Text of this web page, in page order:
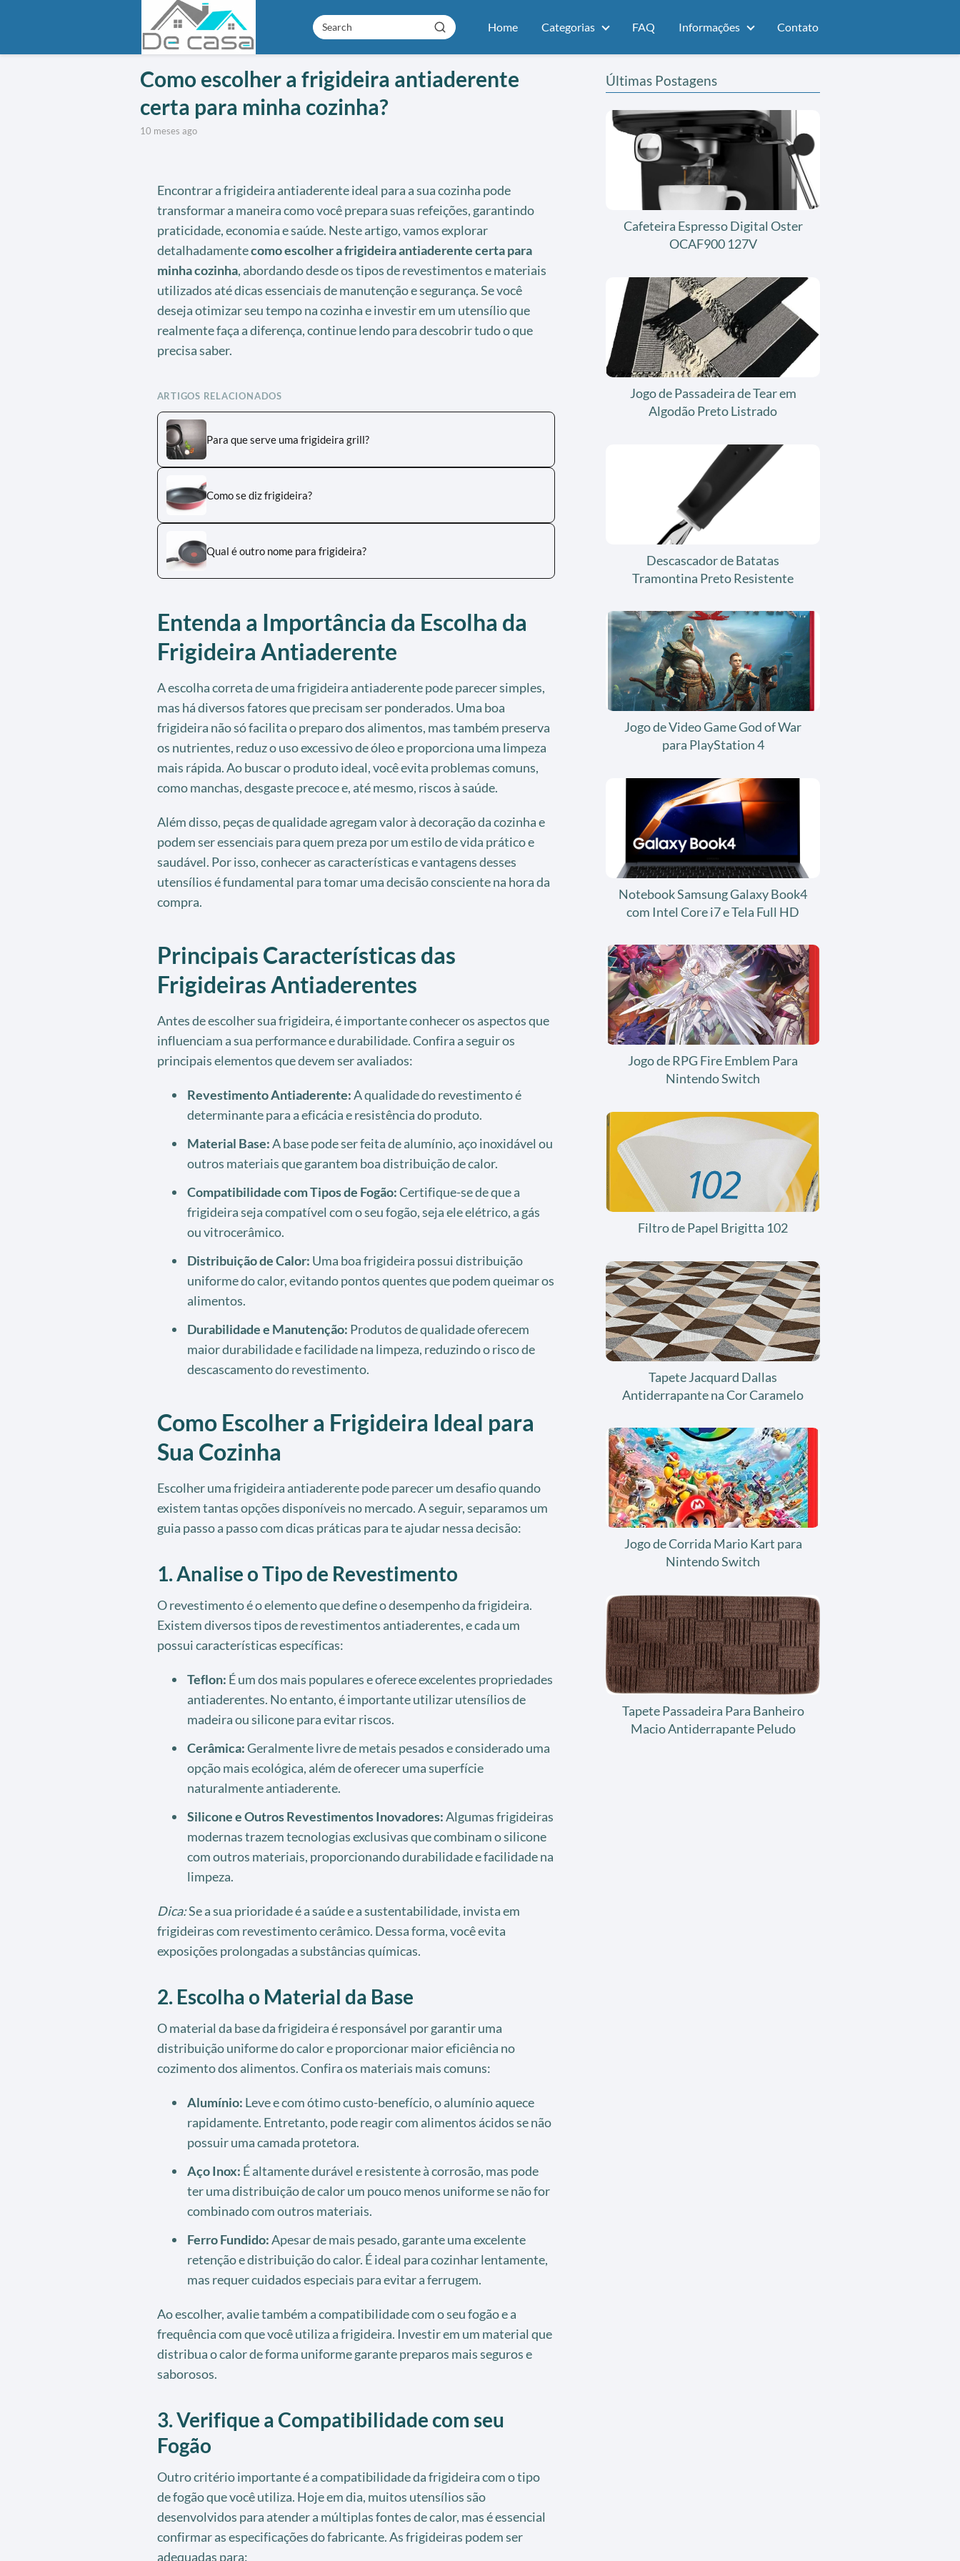
Home Categorias FAQ Informações Contato
Como escolher a frigideira antiaderente
certa para minha cozinha?
10 meses ago
Encontrar a frigideira antiaderente ideal para a sua cozinha pode
transformar a maneira como você prepara suas refeições, garantindo
praticidade, economia e saúde. Neste artigo, vamos explorar
detalhadamentecomo escolher a frigideira antiaderente certa para
minha cozinha, abordando desde os tipos de revestimentos e materiais
utilizados até dicas essenciais de manutenção e segurança. Se você
deseja otimizar seu tempo na cozinha e investir em um utensílio que
realmente faça a diferença, continue lendo para descobrir tudo o que
precisa saber.
ARTIGOS RELACIONADOS
Para que serve uma frigideira grill?
Como se diz frigideira?
Qual é outro nome para frigideira?
Entenda a Importância da Escolha da
Frigideira Antiaderente
A escolha correta de uma frigideira antiaderente pode parecer simples,
mas há diversos fatores que precisam ser ponderados. Uma boa
frigideira não só facilita o preparo dos alimentos, mas também preserva
os nutrientes, reduz o uso excessivo de óleo e proporciona uma limpeza
mais rápida. Ao buscar o produto ideal, você evita problemas comuns,
como manchas, desgaste precoce e, até mesmo, riscos à saúde.
Além disso, peças de qualidade agregam valor à decoração da cozinha e
podem ser essenciais para quem preza por um estilo de vida prático e
saudável. Por isso, conhecer as características e vantagens desses
utensílios é fundamental para tomar uma decisão consciente na hora da
compra.
Principais Características das
Frigideiras Antiaderentes
Antes de escolher sua frigideira, é importante conhecer os aspectos que
influenciam a sua performance e durabilidade. Confira a seguir os
principais elementos que devem ser avaliados:
Revestimento Antiaderente:A qualidade do revestimento é
determinante para a eficácia e resistência do produto.
Material Base:A base pode ser feita de alumínio, aço inoxidável ou
outros materiais que garantem boa distribuição de calor.
Compatibilidade com Tipos de Fogão:Certifique-se de que a
frigideira seja compatível com o seu fogão, seja ele elétrico, a gás
ou vitrocerâmico.
Distribuição de Calor: Uma boa frigideira possui distribuição
uniforme do calor, evitando pontos quentes que podem queimar os
alimentos.
Durabilidade e Manutenção: Produtos de qualidade oferecem
maior durabilidade e facilidade na limpeza, reduzindo o risco de
descascamento do revestimento.
Como Escolher a Frigideira Ideal para
Sua Cozinha
Escolher uma frigideira antiaderente pode parecer um desafio quando
existem tantas opções disponíveis no mercado. A seguir, separamos um
guia passo a passo com dicas práticas para te ajudar nessa decisão:
1. Analise o Tipo de Revestimento
O revestimento é o elemento que define o desempenho da frigideira.
Existem diversos tipos de revestimentos antiaderentes, e cada um
possui características específicas:
Teflon: É um dos mais populares e oferece excelentes propriedades
antiaderentes. No entanto, é importante utilizar utensílios de
madeira ou silicone para evitar riscos.
Cerâmica:Geralmente livre de metais pesados e considerado uma
opção mais ecológica, além de oferecer uma superfície
naturalmente antiaderente.
Silicone e Outros Revestimentos Inovadores:Algumas frigideiras
modernas trazem tecnologias exclusivas que combinam o silicone
com outros materiais, proporcionando durabilidade e facilidade na
limpeza.
Dica:Se a sua prioridade é a saúde e a sustentabilidade, invista em
frigideiras com revestimento cerâmico. Dessa forma, você evita
exposições prolongadas a substâncias químicas.
2. Escolha o Material da Base
O material da base da frigideira é responsável por garantir uma
distribuição uniforme do calor e proporcionar maior eficiência no
cozimento dos alimentos. Confira os materiais mais comuns:
Alumínio: Leve e com ótimo custo-benefício, o alumínio aquece
rapidamente. Entretanto, pode reagir com alimentos ácidos se não
possuir uma camada protetora.
Aço Inox: É altamente durável e resistente à corrosão, mas pode
ter uma distribuição de calor um pouco menos uniforme se não for
combinado com outros materiais.
Ferro Fundido:Apesar de mais pesado, garante uma excelente
retenção e distribuição do calor. É ideal para cozinhar lentamente,
mas requer cuidados especiais para evitar a ferrugem.
Ao escolher, avalie também a compatibilidade com o seu fogão e a
frequência com que você utiliza a frigideira. Investir em um material que
distribua o calor de forma uniforme garante preparos mais seguros e
saborosos.
3. Verifique a Compatibilidade com seu
Fogão
Outro critério importante é a compatibilidade da frigideira com o tipo
de fogão que você utiliza. Hoje em dia, muitos utensílios são
desenvolvidos para atender a múltiplas fontes de calor, mas é essencial
confirmar as especificações do fabricante. As frigideiras podem ser
adequadas para:
Últimas Postagens
Cafeteira Espresso Digital Oster
OCAF900 127V
Jogo de Passadeira de Tear em
Algodão Preto Listrado
Descascador de Batatas
Tramontina Preto Resistente
Jogo de Video Game God of War
para PlayStation 4
Notebook Samsung Galaxy Book4
com Intel Core i7 e Tela Full HD
Jogo de RPG Fire Emblem Para
Nintendo Switch
Filtro de Papel Brigitta 102
Tapete Jacquard Dallas
Antiderrapante na Cor Caramelo
Jogo de Corrida Mario Kart para
Nintendo Switch
Tapete Passadeira Para Banheiro
Macio Antiderrapante Peludo